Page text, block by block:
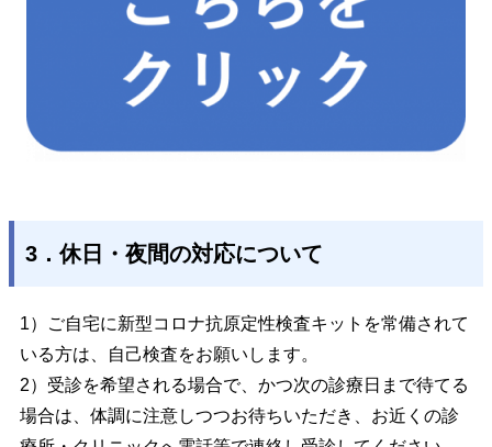
3．休日・夜間の対応について
1）ご自宅に新型コロナ抗原定性検査キットを常備されて
いる方は、自己検査をお願いします。
2）受診を希望される場合で、かつ次の診療日まで待てる
場合は、体調に注意しつつお待ちいただき、お近くの診